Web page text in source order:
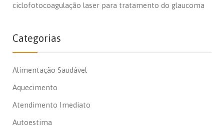
ciclofotocoagulação laser para tratamento do glaucoma
Categorias
Alimentação Saudável
Aquecimento
Atendimento Imediato
Autoestima